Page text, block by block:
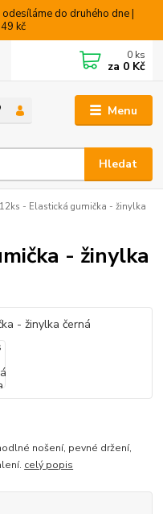
do druhého dne |
kč
Menu
Hledat
0 ks
za 0 Kč
12ks - Elastická gumička - žinylka
- žinylka
nošení, pevné držení,
celý popis